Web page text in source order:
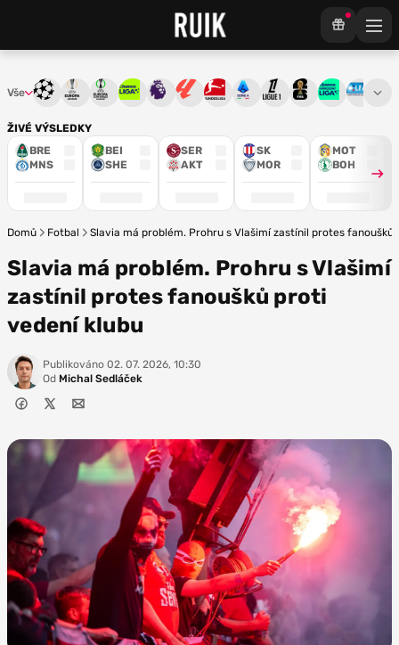
ŽIVÉ VÝSLEDKY
BRE
MNS
BEI
SHE
SER
AKT
SK
MOR
MOT
BOH
Vše Liga mistrůEvropská liga
Konferenční liga
Chance ligaPremier League
La LigaBundesliga
Serie ALigue 1Mistrovství světa
Chance3. ČFL
Domů Fotbal Slavia má problém. Prohru s Vlašimí zastínil protes fanoušků
Slavia má problém. Prohru s Vlašimí
zastínil protes fanoušků proti
vedení klubu
Publikováno 02. 07. 2026, 10:30
Od Michal Sedláček